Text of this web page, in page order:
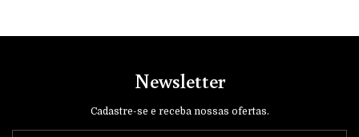
Newsletter
Cadastre-se e receba nossas ofertas.